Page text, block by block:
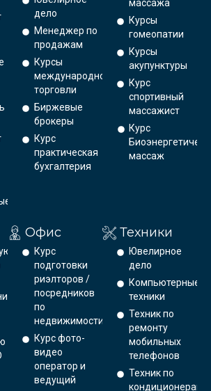
дело
Менеджер по
продажам
Курсы
международной
торговли
Биржевые
брокеры
Курс
практическая
бухгалтерия
массажа
Курсы
гомеопатии
Курсы
акупунктуры
Курс
спортивный
массажист
Курс
массаж
Офис
Курс
подготовки
риэлторов /
посредников
по
недвижимости
Курс фото-
видео
оператор и
ведущий
Техники
Ювелирное
дело
Компьютерные
техники
Техник по
ремонту
мобильных
телефонов
Техник по
кондиционерам